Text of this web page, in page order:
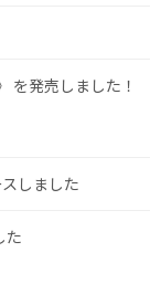
を発売しました！
しました
た